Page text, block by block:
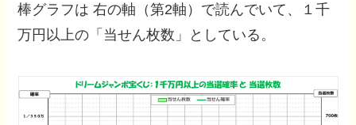
棒グラフは 右の軸（第2軸）で読んでいて、１千
万円以上の「当せん枚数」としている。